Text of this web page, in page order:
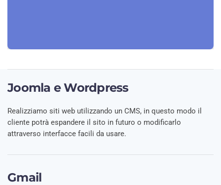
Joomla e Wordpress
Realizziamo siti web utilizzando un CMS, in questo modo il
cliente potrà espandere il sito in futuro o modificarlo
attraverso interfacce facili da usare.
Gmail